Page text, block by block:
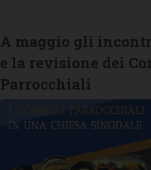
A maggio gli
e la revisione dei
Parrocchiali